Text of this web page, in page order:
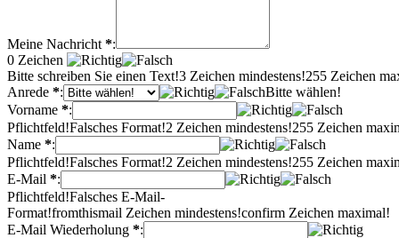
Meine Nachricht *:
0 Zeichen
Bitte schreiben Sie einen Text!3 Zeichen mindestens!255 Zeichen
Anrede *:
Bitte wählen!
Vorname *:
Pflichtfeld!Falsches Format!2 Zeichen mindestens!255 Zeichen
Name *:
Pflichtfeld!Falsches Format!2 Zeichen mindestens!255 Zeichen
E-Mail *:
Pflichtfeld!Falsches E-Mail-
Format!fromthismail Zeichen mindestens!confirm Zeichen maximal!
E-Mail Wiederholung *: